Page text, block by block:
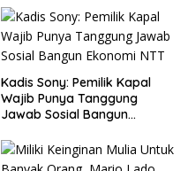
Kadis Sony: Pemilik Kapal
Wajib Punya Tanggung
Jawab Sosial Bangun